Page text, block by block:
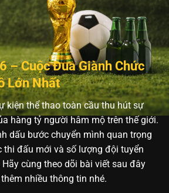
– Cuộc Đua Giành Chức
Lớn Nhất
kiện thể thao toàn cầu thu hút sự
hàng tỷ người hâm mộ trên thế giới.
dấu bước chuyển mình quan trọng
thi đấu mới và số lượng đội tuyển
cùng theo dõi bài viết sau đây
nhiều thông tin nhé.